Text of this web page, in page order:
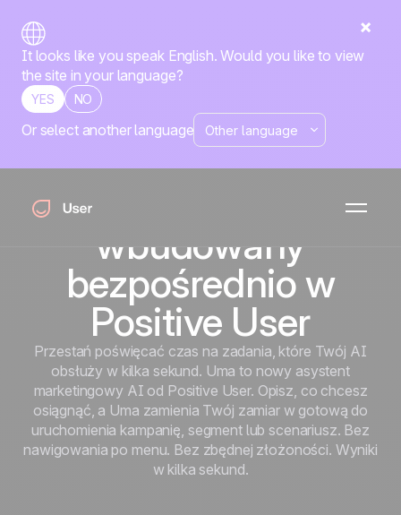
It looks like you speak English. Would you like to view
the site in your language?
YES NO
Or select another language
Tu zaczyna się mądrzejszy marketing
Uma – Twój asystent
marketingowy AI,
wbudowany
bezpośrednio w
Positive User
Przestań poświęcać czas na zadania, które Twój AI
obsłuży w kilka sekund. Uma to nowy asystent
marketingowy AI od Positive User. Opisz, co chcesz
osiągnąć, a Uma zamienia Twój zamiar w gotową do
uruchomienia kampanię, segment lub scenariusz. Bez
nawigowania po menu. Bez zbędnej złożoności. Wyniki
w kilka sekund.